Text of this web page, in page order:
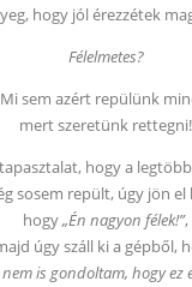
hogy jól érezzétek
Félelmetes?
sem azért repülünk
mert szeretünk rettegni!
hogy a
sosem repült, úgy jön el
hogy„Én nagyon félek!”,
úgy száll ki a gépből,
nem is gondoltam, hogy ez